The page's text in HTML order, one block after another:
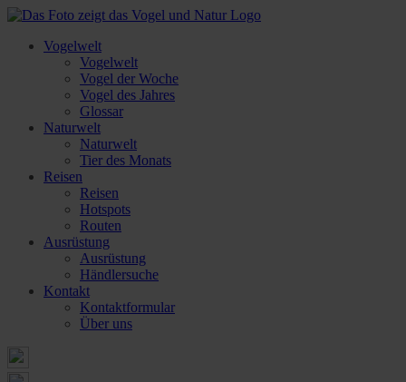
Vogelwelt
Vogelwelt
Vogel der Woche
Vogel des Jahres
Glossar
Naturwelt
Naturwelt
Tier des Monats
Reisen
Reisen
Hotspots
Routen
Ausrüstung
Ausrüstung
Händlersuche
Kontakt
Kontaktformular
Über uns